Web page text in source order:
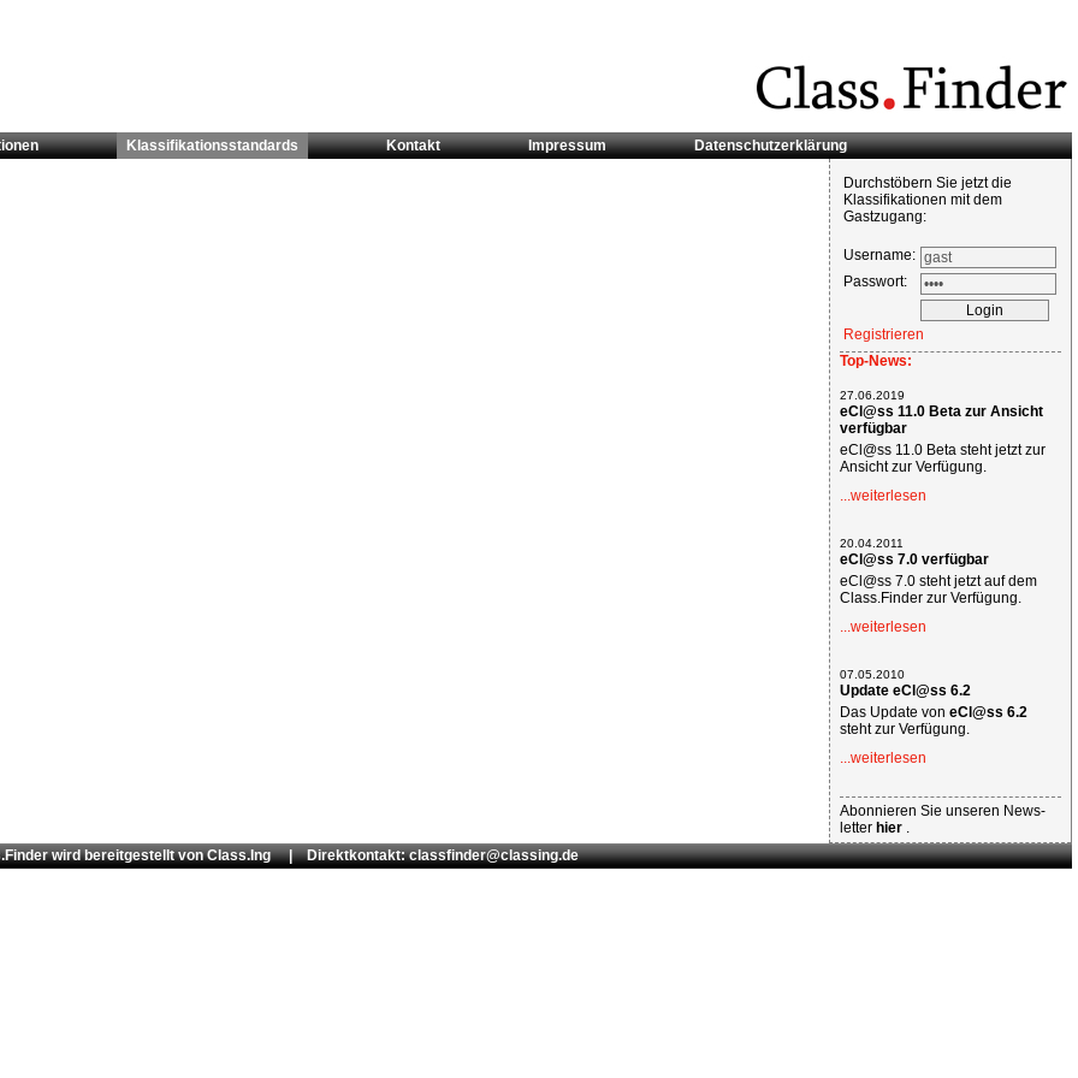
Klassifikationsstandards Kontakt Impressum Datenschutzerklärung
Durchstöbern Sie jetzt die
Klassifikationen mit dem
Gastzugang:
Username:
Passwort:
Registrieren
Top-News:
27.06.2019
eCl@ss 11.0 Beta zur Ansicht
verfügbar
eCl@ss 11.0 Beta steht jetzt zur
Ansicht zur Verfügung.
...weiterlesen
20.04.2011
eCl@ss 7.0 verfügbar
eCl@ss 7.0 steht jetzt auf dem
Class.Finder zur Verfügung.
...weiterlesen
07.05.2010
Update eCl@ss 6.2
Das Update von eCl@ss 6.2
steht zur Verfügung.
...weiterlesen
Abonnieren Sie unseren News-
letter hier .
wird bereitgestellt vonClass.Ing| Direktkontakt: classfinder@classing.de